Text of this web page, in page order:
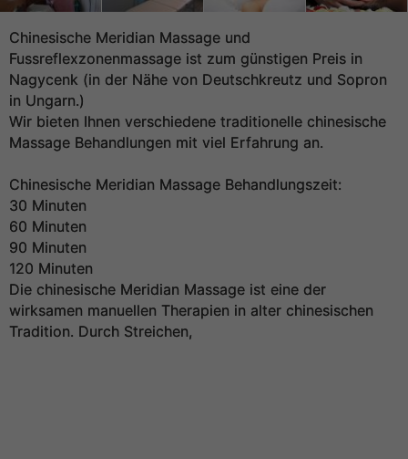
Chinesische Meridian Massage und
Fussreflexzonenmassage ist zum günstigen Preis in
Nagycenk (in der Nähe von Deutschkreutz und Sopron
in Ungarn.)
Wir bieten Ihnen verschiedene traditionelle chinesische
Massage Behandlungen mit viel Erfahrung an.
Chinesische Meridian Massage Behandlungszeit:
30 Minuten
60 Minuten
90 Minuten
120 Minuten
Die chinesische Meridian Massage ist eine der
wirksamen manuellen Therapien in alter chinesischen
Tradition. Durch Streichen,